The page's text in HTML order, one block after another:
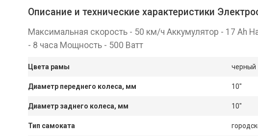
Описание и технические характеристики
Максимальная скорость - 50 км/ч Аккумулятор - 17 Ah
- 8 часа Мощность - 500 Ватт
Цвета рамы черный
Диаметр переднего колеса, мм 10"
Диаметр заднего колеса, мм 10"
Тип самоката